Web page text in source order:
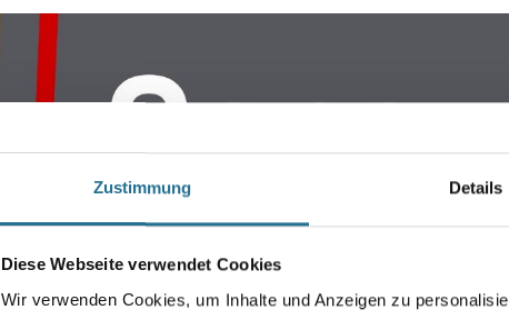
Zustimmung Details
Diese Webseite verwendet Cookies
Wir verwenden Cookies, um Inhalte und Anzeigen zu